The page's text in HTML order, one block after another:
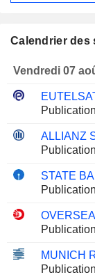
Calendrier des
Vendredi 07
ALLIANZ
STATE
MUNICH